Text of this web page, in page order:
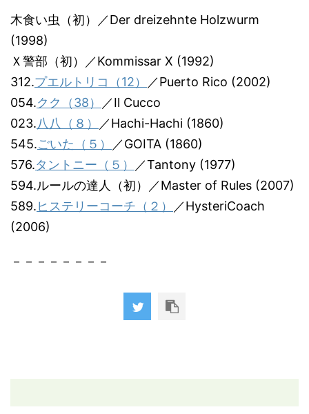
木食い虫（初）／Der dreizehnte Holzwurm
(1998)
Ｘ警部（初）／Kommissar X (1992)
312.プエルトリコ（12）
／Puerto Rico (2002)
054.クク（38）
／Il Cucco
023.八八（８）
／Hachi-Hachi (1860)
545.ごいた（５）
／GOITA (1860)
576.タントニー（５）
／Tantony (1977)
594.ルールの達人（初）／Master of Rules (2007)
589.ヒステリーコーチ（２）
／HysteriCoach
(2006)
－－－－－－－－